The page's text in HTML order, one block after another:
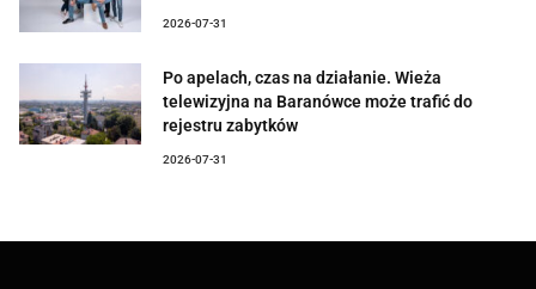
2026-07-31
Po apelach, czas na działanie. Wieża
telewizyjna na Baranówce może trafić do
rejestru zabytków
2026-07-31